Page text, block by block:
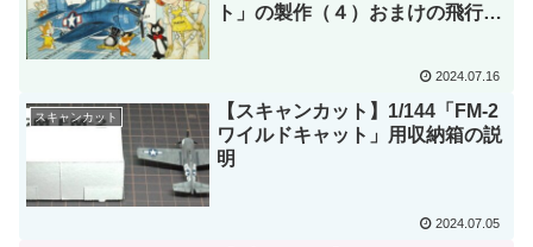
ト」の製作（４）おまけの飛行甲
2024.07.16
スキャンカット
【スキャンカット】1/144「FM-2
ワイルドキャット」用収納箱の説
明
2024.07.05